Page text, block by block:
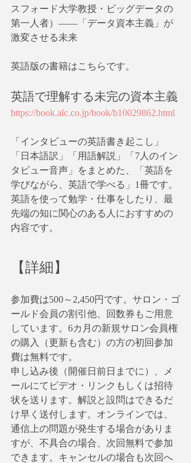
スフォード大学教授・ビッグデータの
第一人者）――「データ資本主義」が
激変させる未来
英語版の書籍はこちらです。
英語で理解する未完の資本主義
https://book.alc.co.jp/book/b10029862.html
「インタビューの英語書き起こし」
「日本語訳」「用語解説」「7人のイン
タビュー音声」をまとめた、「英語を
学びながら、英語で学べる」1冊です。
英語を使って勉学・仕事をしたり、最
先端の知に関心のある人におすすめの
内容です。
【詳細】
参加費は500～2,450円です。サロン・ゴ
ールド会員の割引他、回数券もご用意
しています。6カ月の新規サロン会員権
の購入（更新も含む）の方の初回参加
費は無料です。
申し込み後（開催日前日までに）、メ
ールにてビデオ・リンクもしくは招待
状を送ります。解説と設問はできるだ
け早く送付します。オンラインでは、
通信上の問題が発生する場合がありま
すが、不具合の場合、次回無料で参加
できます。キャンセルの場合も次回へ